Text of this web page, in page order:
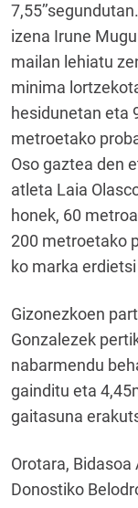
izena Irune
mailan lehiatu
minima
hesidunetan eta
metroetako
Oso gaztea den
atleta Laia
honek, 60
200 metroetako
ko marka
Gizonezkoen
Gonzalezek
nabarmendu
gainditu eta
gaitasuna
Orotara,
Donostiko